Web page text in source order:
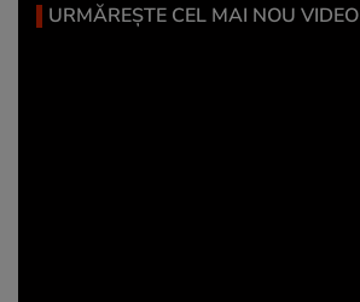
URMĂREȘTE CEL MAI NOU VIDEO